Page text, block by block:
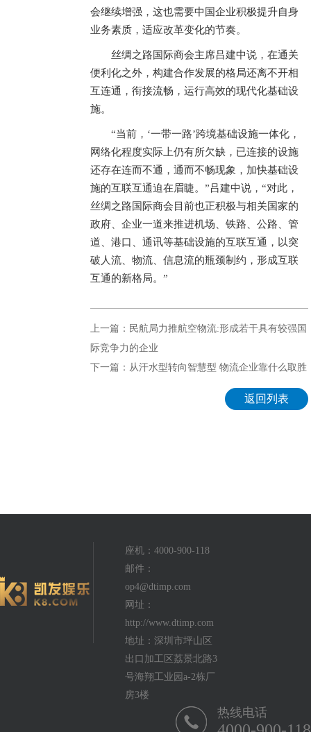
会继续增强，这也需要中国企业积极提升自身
业务素质，适应改革变化的节奏。
丝绸之路国际商会主席吕建中说，在通关
便利化之外，构建合作发展的格局还离不开相
互连通，衔接流畅，运行高效的现代化基础设
施。
“当前，‘一带一路’跨境基础设施一体化，
网络化程度实际上仍有所欠缺，已连接的设施
还存在连而不通，通而不畅现象，加快基础设
施的互联互通迫在眉睫。”吕建中说，“对此，
丝绸之路国际商会目前也正积极与相关国家的
政府、企业一道来推进机场、铁路、公路、管
道、港口、通讯等基础设施的互联互通，以突
破人流、物流、信息流的瓶颈制约，形成互联
互通的新格局。”
上一篇：民航局力推航空物流:形成若干具有较强国
际竞争力的企业
下一篇：从汗水型转向智慧型 物流企业靠什么取胜
返回列表
座机：4000-900-118
邮件：
op4@dtimp.com
网址：
http://www.dtimp.com
地址：深圳市坪山区
出口加工区荔景北路3
号海翔工业园a-2栋厂
房3楼
热线电话